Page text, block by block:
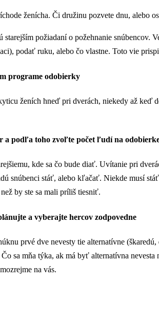
ženícha. Či družinu pozvete dnu, alebo
požiadaní o požehnanie snúbencov.
podať ruku, alebo čo vlastne. Toto vie
programe odobierky
ženích hneď pri dverách, niekedy až keď
a podľa toho zvoľte počet ľudí na
kde sa čo bude diať. Uvítanie pri
snúbenci stáť, alebo kľačať. Niekde musí
by ste sa mali príliš tiesniť.
a vyberajte hercov zodpovedne
prvé dve nevesty tie alternatívne
sa mňa týka, ak má byť alternatívna
na vás.